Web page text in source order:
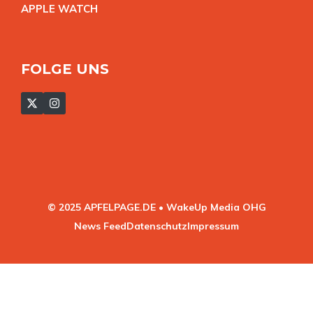
APPLE WATCH
FOLGE UNS
© 2025 APFELPAGE.DE • WakeUp Media OHG
News FeedDatenschutzImpressum